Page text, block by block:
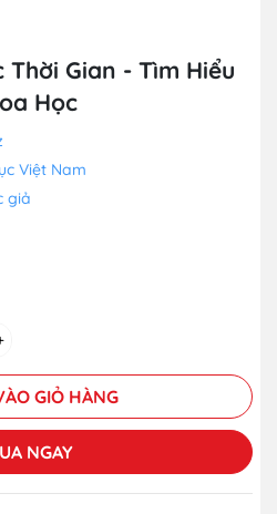
Thời Gian - Tìm Hiểu
Học
Việt Nam
giả
GIỎ HÀNG
NGAY